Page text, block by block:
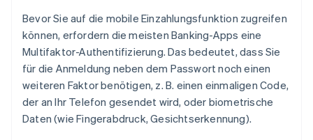
Bevor Sie auf die mobile Einzahlungsfunktion zugreifen
können, erfordern die meisten Banking-Apps eine
Multifaktor-Authentifizierung. Das bedeutet, dass Sie
für die Anmeldung neben dem Passwort noch einen
weiteren Faktor benötigen, z. B. einen einmaligen Code,
der an Ihr Telefon gesendet wird, oder biometrische
Daten (wie Fingerabdruck, Gesichtserkennung).